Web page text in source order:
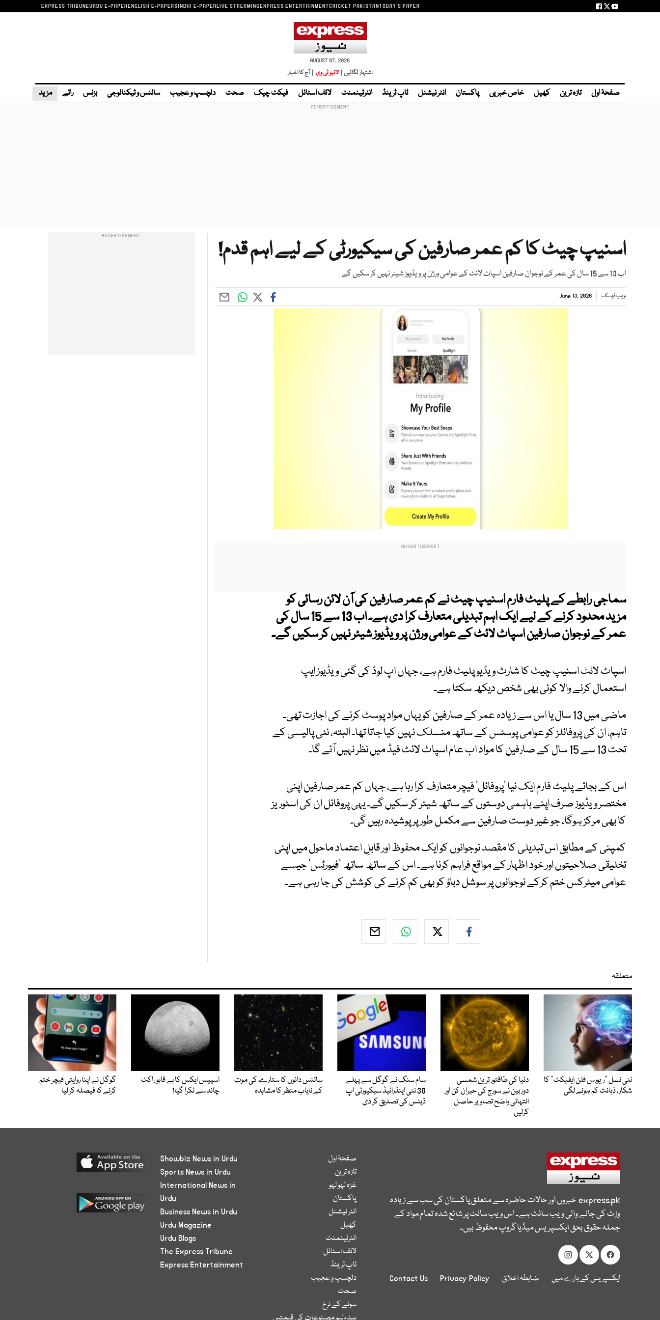
EXPRESS TRIBUNEURDU E-PAPERENGLISH E-PAPERSINDHI E-PAPERLIVE STREAMINGEXPRESS ENTERTAINMENTCRICKET PAKISTANTODAY'S PAPER
AUGUST 07, 2026
اشتہار لگائیں | لائیو ٹی وی | آج کا اخبار
صفحۂ اول تازہ ترین کھیل خاص خبریں پاکستان انٹر نیشنل ٹاپ ٹرینڈ انٹرٹینمنٹ لائف اسٹائل فیکٹ چیک صحت دلچسپ و عجیب سائنس و ٹیکنالوجی بزنس رائے مزید
اسنیپ چیٹ کا کم عمر صارفین کی سیکیورٹی کے لیے اہم قدم!
اب 13 سے 15 سال کی عمر کے نوجوان صارفین اسپاٹ لائٹ کے عوامی ورژن پر ویڈیوز شیئر نہیں کر سکیں گے
ویب ڈیسک June 13, 2026
سماجی رابطے کے پلیٹ فارماسنیپ چیٹ نے کم عمر صارفین کی آن لائن رسائی کو
مزید محدود کرنے کے لیے ایک اہم تبدیلی متعارف کرا دی ہے۔ اب 13 سے 15 سال کی
عمر کے نوجوان صارفین اسپاٹ لائٹ کے عوامی ورژن پر ویڈیوز شیئر نہیں کر سکیں گے۔
اسپاٹ لائٹ اسنیپ چیٹ کا شارٹ ویڈیو پلیٹ فارم ہے، جہاں اپ لوڈ کی گئی ویڈیوز ایپ
استعمال کرنے والا کوئی بھی شخص دیکھ سکتا ہے۔
ماضی میں 13 سال یا اس سے زیادہ عمر کے صارفین کو یہاں مواد پوسٹ کرنے کی اجازت تھی۔
تاہم، ان کی پروفائلز کو عوامی پوسٹس کے ساتھ منسلک نہیں کیا جاتا تھا۔ البتہ، نئی پالیسی کے
تحت 13 سے 15 سال کے صارفین کا مواد اب عام اسپاٹ لائٹ فیڈ میں نظر نہیں آئے گا۔
اس کے بجائے پلیٹ فارم ایک نیا ’پروفائل‘ فیچر متعارف کرا رہا ہے، جہاں کم عمر صارفین اپنی
مختصر ویڈیوز صرف اپنے باہمی دوستوں کے ساتھ شیئر کر سکیں گے۔ یہی پروفائل ان کی اسٹوریز
کا بھی مرکز ہوگا، جو غیر دوست صارفین سے مکمل طور پر پوشیدہ رہیں گی۔
کمپنی کے مطابق اس تبدیلی کا مقصد نوجوانوں کو ایک محفوظ اور قابلِ اعتماد ماحول میں اپنی
تخلیقی صلاحیتوں اور خود اظہار کے مواقع فراہم کرنا ہے۔ اس کے ساتھ ساتھ ’فیورٹس‘ جیسے
عوامی میٹرکس ختم کرکے نوجوانوں پر سوشل دباؤ کو بھی کم کرنے کی کوشش کی جا رہی ہے۔
متعلقہ
نئی نسل ’’ریورس فلن ایفیکٹ‘‘ کا
شکار، ذہانت کم ہونے لگی
دنیا کی طاقتور ترین شمسی
دوربین نے سورج کی حیران کن اور
انتہائی واضح تصاویر حاصل
کرلیں
سام سنگ نے گوگل سے پہلے
38 نئی اینڈرائیڈ سیکیورٹی اپ
ڈیٹس کی تصدیق کر دی
سائنس دانوں کا ستارے کی موت
کے نایاب منظر کا مشاہدہ
اسپیس ایکس کا بے قابو راکٹ
چاند سے ٹکرا گیا!
گوگل نے اپنا روایتی فیچر ختم
کرنے کا فیصلہ کر لیا
express.pkخبروں اور حالات حاضرہ سے متعلق پاکستان کی سب سے زیادہ
وزٹ کی جانے والی ویب سائٹ ہے۔ اس ویب سائٹ پر شائع شدہ تمام مواد کے
جملہ حقوق بحق ایکسپریس میڈیا گروپ محفوظ ہیں۔
ایکسپریس کے بارے میں ضابطہ اخلاق Privacy Policy
Contact Us
صفحۂ اول
تازہ ترین
غزہ لہو لہو
پاکستان
انٹر نیشنل
کھیل
انٹرٹینمنٹ
لائف اسٹائل
ٹاپ ٹرینڈ
دلچسپ و عجیب
صحت
سونے کے نرخ
Showbiz News in Urdu
Sports News in Urdu
International News in
Urdu
Business News in Urdu
Urdu Magazine
Urdu Blogs
The Express Tribune
Express Entertainment